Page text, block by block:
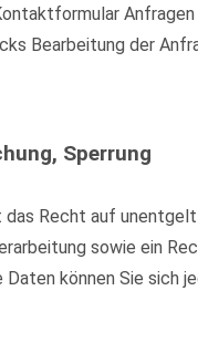
Bearbeitung der
Sperrung
das Recht auf
sowie ein
können Sie sich